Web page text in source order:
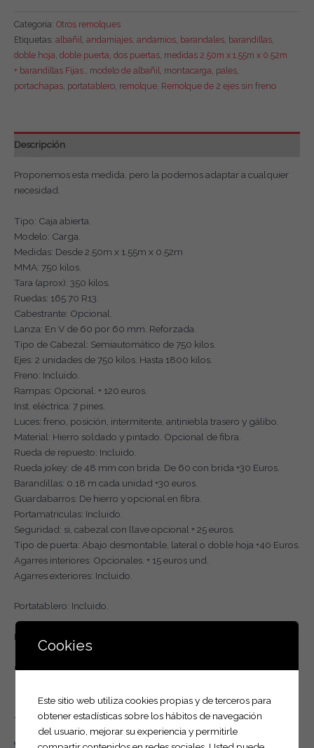
Categoría: Otros remolques
Etiquetas: albañil andamiajes andamios barandales barandillas
doble hoja doble puerta dos puertas medidas 2.50m x 1.55m x 0.52m
+ barandillas Fijas.
modelo de albañil montacarga pales
portachapas portatablero remolque Remolque de 2 ejes sin freno
Descripción
Proponemos esta medida, pero la podemos adaptar a cualquier
necesidad.
Tipo: Caja abierta.
Modelo: Carga.
Medidas: Desde 2.50m x 1.55m x 0.52m
MMA: 750 kilos.
Tara (aprox): 350 kilos.
Ruedas: 165 70 R13.
Cabestrante: Opcional.
Lanza: En V de 60 por 60 mm. Reforzada.
Tipo de Cabezal: Semiautomático de 750 kilos.
Ejes: 2 unidades de 750 kilos. Hasta 1800 kilos.
Freno: Incluido.
Rampas: Opcional. + 120 euros.
Inst. eléctrica: 7 pines.
Luces: freno, posición, intermitente, antiniebla trasero y gálibo.
Material: Hierro soldado y pintado. Opcional de fibra.
Rueda de repuesto: Incluido.
Rueda jokey: de 48 mm con brida. De 60 con brida +30 Euros.
Barandillas: 0.18 m cada unidad +30 euros.
Guardabarros: De hierro y opcional en fibra.
Portamatriculas: Incluido.
Seguridad: si, cabezal con llave opcional + 25 euros.
Tipo de puerta: Abajo desmontable, lateral o doble hoja +40 Euros.
Agarres interiores: Opcionales. + 15 euros und.
Agarres exteriores: Incluido.
Portatablero: Incluido.
Posibilidad de financiación.
Otras medidas, pesos consultad.
También te recomendamos…
Cookies
Este sitio web utiliza cookies propias y de terceros para
obtener estadísticas sobre los hábitos de navegación
del usuario, mejorar su experiencia y permitirle